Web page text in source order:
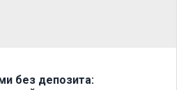
без депозита: